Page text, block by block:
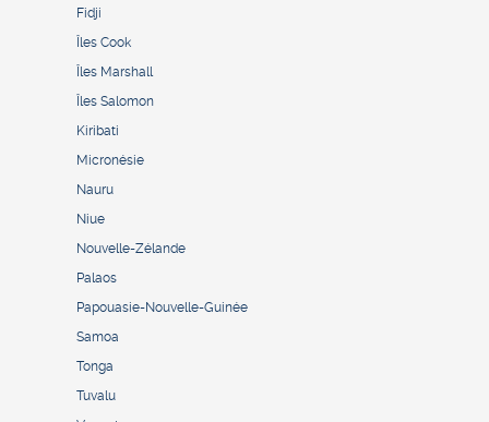
Fidji
Îles Cook
Îles Marshall
Îles Salomon
Kiribati
Micronésie
Nauru
Niue
Nouvelle-Zélande
Palaos
Papouasie-Nouvelle-Guinée
Samoa
Tonga
Tuvalu